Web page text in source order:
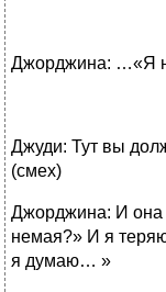
Джорджина: …«Я
Джуди: Тут вы
(смех)
Джорджина: И она
немая?» И я
я думаю… »